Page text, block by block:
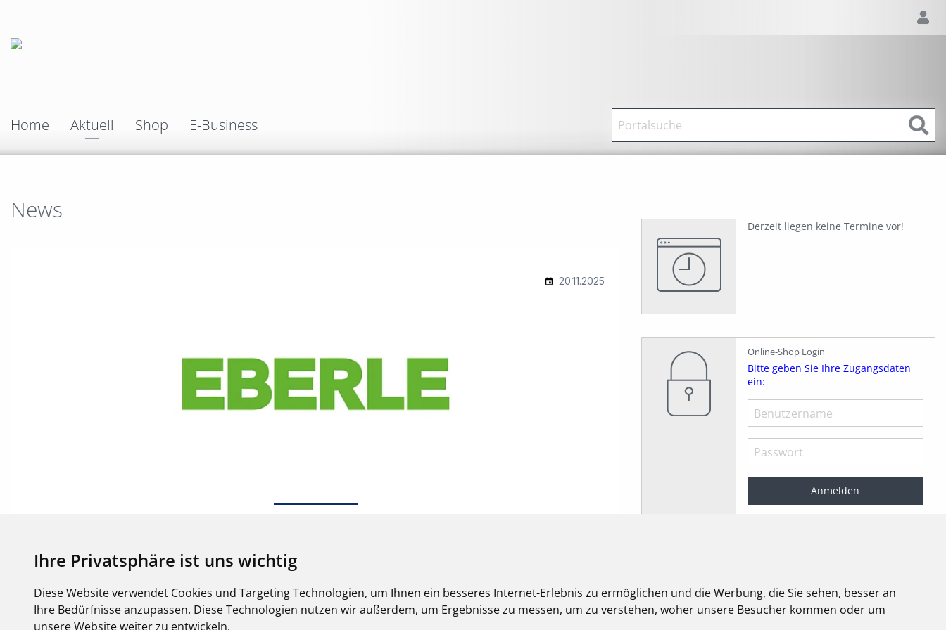
Ihre Privatsphäre ist uns wichtig
Diese Website verwendet Cookies und Targeting Technologien, um Ihnen ein besseres Internet-Erlebnis zu ermöglichen und die Werbung, die Sie sehen, besser an
Ihre Bedürfnisse anzupassen. Diese Technologien nutzen wir außerdem, um Ergebnisse zu messen, um zu verstehen, woher unsere Besucher kommen oder um
unsere Website weiter zu entwickeln.
Home Aktuell Shop E-Business
News
Derzeit liegen keine Termine vor!
Online-Shop Login
Bitte geben Sie Ihre Zugangsdaten
ein:
elektroforum